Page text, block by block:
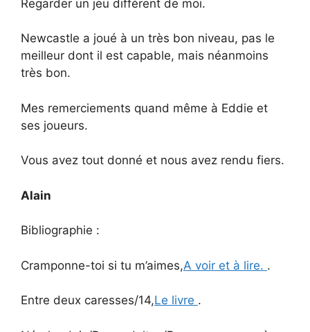
Regarder un jeu différent de moi.
Newcastle a joué à un très bon niveau, pas le
meilleur dont il est capable, mais néanmoins
très bon.
Mes remerciements quand même à Eddie et
ses joueurs.
Vous avez tout donné et nous avez rendu fiers.
Alain
Bibliographie :
Cramponne-toi si tu m’aimes,A voir et à lire. .
Entre deux caresses/14,Le livre .